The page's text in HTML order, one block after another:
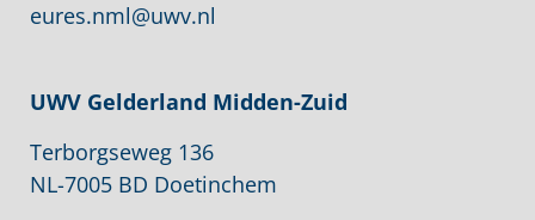
eures.nml@uwv.nl
UWV Gelderland Midden-Zuid
Terborgseweg 136
NL-7005 BD Doetinchem